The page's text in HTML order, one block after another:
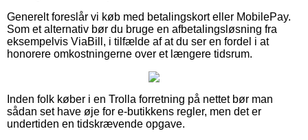
Generelt foreslår vi køb med betalingskort eller MobilePay.
Som et alternativ bør du bruge en afbetalingsløsning fra
eksempelvis ViaBill, i tilfælde af at du ser en fordel i at
honorere omkostningerne over et længere tidsrum.
Inden folk køber i en Trolla forretning på nettet bør man
sådan set have øje for e-butikkens regler, men det er
undertiden en tidskrævende opgave.